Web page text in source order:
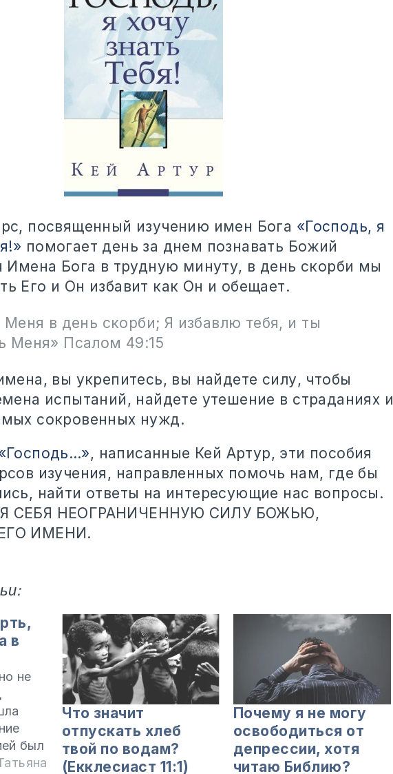
посвященный изучению имен Бога «Господь, я
помогает день за днем познавать Божий
Имена Бога в трудную минуту, в день скорби мы
Его и Он избавит как Он и обещает.
Меня в день скорби; Я избавлю тебя, и ты
Меня» Псалом 49:15
вы укрепитесь, вы найдете силу, чтобы
испытаний, найдете утешение в страданиях и
сокровенных нужд.
, написанные Кей Артур, эти пособия
изучения, направленных помочь нам, где бы
найти ответы на интересующие нас вопросы.
СЕБЯ НЕОГРАНИЧЕННУЮ СИЛУ БОЖЬЮ,
ИМЕНИ.
в
не
был
Что значит
отпускать хлеб
твой по водам?
(Екклесиаст 11:1)
Почему я не могу
освободиться от
депрессии, хотя
читаю Библию?